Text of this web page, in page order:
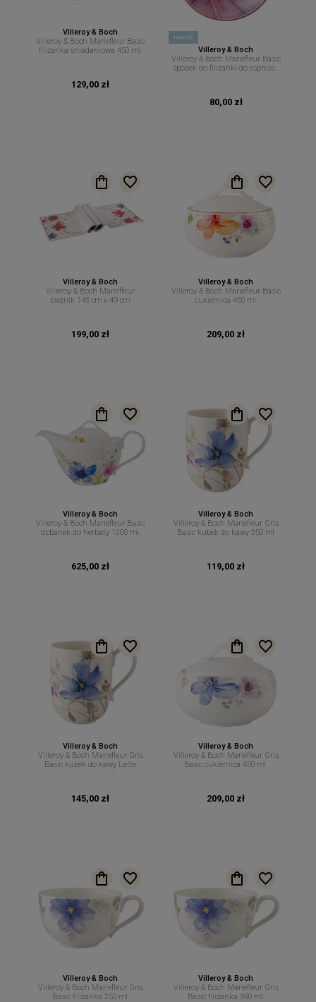
Villeroy & Boch
Villeroy & Boch Mariefleur Basic
filiżanka śniadaniowa 450 ml.
129,00 zł
nowość
Villeroy & Boch
Villeroy & Boch Mariefleur Basic
spodek do filiżanki do espresso
80,00 zł
Villeroy & Boch
Villeroy & Boch Mariefleur
bieżnik 143 cm x 49 cm.
199,00 zł
Villeroy & Boch
Villeroy & Boch Mariefleur Basic
cukiernica 450 ml.
209,00 zł
Villeroy & Boch
Villeroy & Boch Mariefleur Basic
dzbanek do herbaty 1000 ml.
625,00 zł
Villeroy & Boch
Villeroy & Boch Mariefleur Gris
Basic kubek do kawy 350 ml
119,00 zł
Villeroy & Boch
Villeroy & Boch Mariefleur Gris
Basic kubek do kawy Latte
145,00 zł
Villeroy & Boch
Villeroy & Boch Mariefleur Gris
Basic cukiernica 450 ml.
209,00 zł
Villeroy & Boch
Villeroy & Boch Mariefleur Gris
Basic filiżanka 250 ml.
Villeroy & Boch
Villeroy & Boch Mariefleur Gris
Basic filiżanka 390 ml.